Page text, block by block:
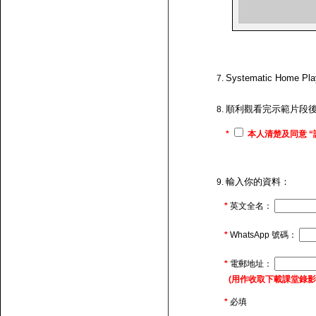
Systematic Home
順利觀看完示範片段
* 本人清楚及同意
輸入你的資料：
* 英文全名：
* WhatsApp 號碼：
* 電郵地址：
(用作收取下載課堂錄
* 必填